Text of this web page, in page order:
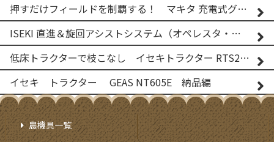
押すだけフィールドを制覇する！ マキタ 充電式グランドトリマー MUG001G
ISEKI 直進＆旋回アシストシステム（オペレスタ・ターン）搭載 イセキ 乗用田植機 PRJ8D-ZJL
低床トラクターで枝こなし イセキトラクター RTS205NS & フレールモア FNC1202F
イセキ トラクター GEAS NT605E 納品編
農機具一覧